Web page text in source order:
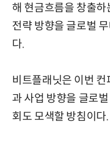
해 현금흐름을 창출
전략 방향을 글로벌
다.
비트플래닛은 이번
과 사업 방향을 글로
회도 모색할 방침이다.